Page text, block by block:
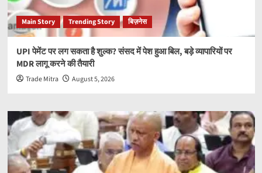
Main Story Trending Story बिज़नेस
UPI पेमेंट पर लग सकता है शुल्क? संसद में पेश हुआ बिल, बड़े व्यापारियों पर
MDR लागू करने की तैयारी
Trade Mitra August 5, 2026